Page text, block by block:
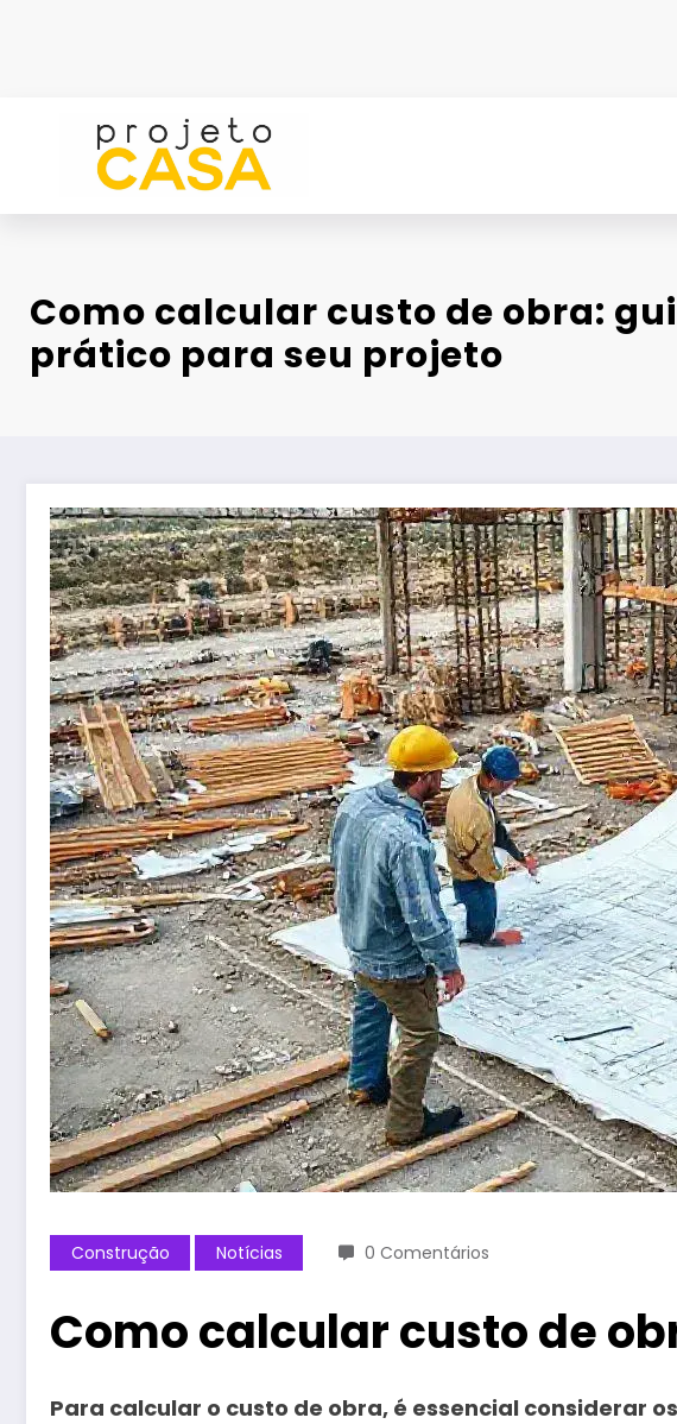
Como calcular custo de obra:
prático para seu projeto
Construção Notícias 0 Comentários
Como calcular custo de
Para calcular o custo de obra, é essencial considerar